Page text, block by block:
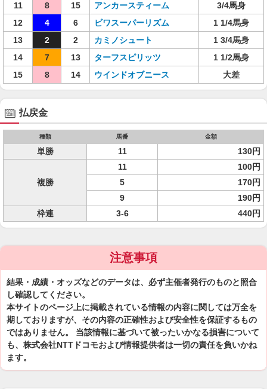
11
8 15 アンカースティーム
3/4馬身
12
4 6 ビワスーパーリズム
1 1/4馬身
13
2 2 カミノシュート
1 3/4馬身
14
7 13 ターフスピリッツ
1 1/2馬身
15
8 14 ウインドオブニース 大差
払戻金
種類 馬番 金額
単勝 11 130円
複勝
11
100円
5
170円
9
190円
枠連
3-6 440円
注意事項
結果・成績・オッズなどのデータは、必ず主催者発行のものと照合
し確認してください。
本サイトのページ上に掲載されている情報の内容に関しては万全を
期しておりますが、その内容の正確性および安全性を保証するもの
ではありません。 当該情報に基づいて被ったいかなる損害について
も、株式会社NTTドコモおよび情報提供者は一切の責任を負いかね
ます。